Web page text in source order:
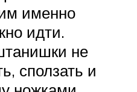
именно
идти.
не
сползать и